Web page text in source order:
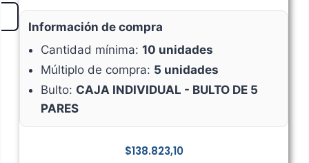
$138.823,10
Información de compra
Cantidad mínima: 10 unidades
Múltiplo de compra: 5 unidades
Bulto: CAJA INDIVIDUAL - BULTO DE 5
PARES